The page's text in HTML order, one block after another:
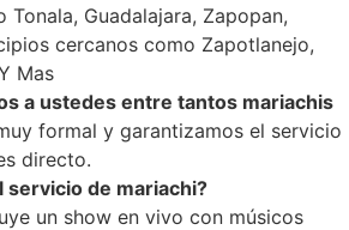
Tonala, Guadalajara, Zapopan,
cercanos como Zapotlanejo,
Mas
a ustedes entre tantos mariachis
formal y garantizamos el servicio
directo.
servicio de mariachi?
un show en vivo con músicos